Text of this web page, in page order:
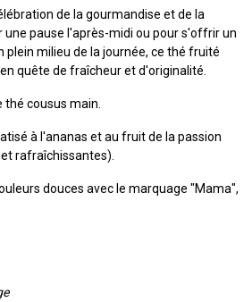
de la gourmandise et de la
une pause l'après-midi ou pour s'offrir un
plein milieu de la journée, ce thé fruité
quête de fraîcheur et d'originalité.
thé cousus main.
à l'ananas et au fruit de la passion
rafraîchissantes).
douces avec le marquage "Mama",